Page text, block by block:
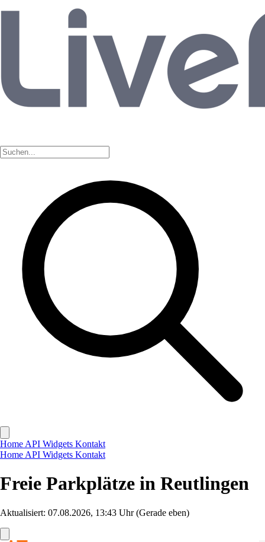
Home API Widgets Kontakt
Home API Widgets Kontakt
Freie Parkplätze in Reutlingen
Aktualisiert: 07.08.2026, 13:43 Uhr(Gerade eben)